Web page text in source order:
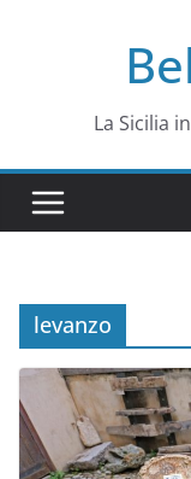
La Sicilia
levanzo